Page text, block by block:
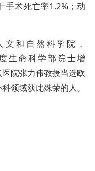
手术死亡率1.2%；动
和自然科学院，
生命科学部院士增
院张力伟教授当选欧
领域获此殊荣的人。